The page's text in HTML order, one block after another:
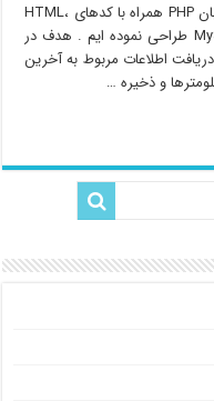
سامانه تحت وب مانیتورینگ دبی آب را به زبان PHP همراه با کدهای HTML،
CSS، JavaScript تحت بانک اطلاعاتی MySql طراحی نموده ایم . هدف در
اطلاعات مربوط به آخرین
و ذخیره …